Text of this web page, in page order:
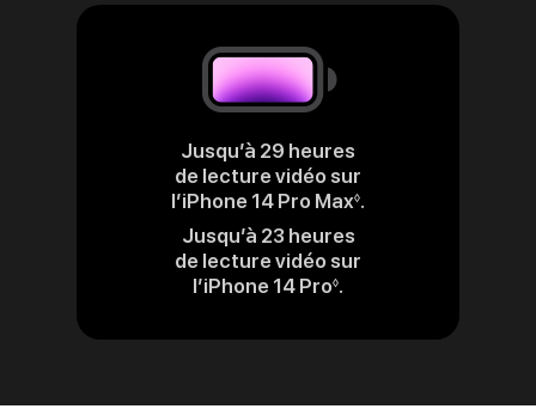
Jusqu’à 29 heures
de lecture vidéo sur
l’iPhone 14 Pro Max◊.
Jusqu’à 23 heures
de lecture vidéo sur
l’iPhone 14 Pro◊.
mentions